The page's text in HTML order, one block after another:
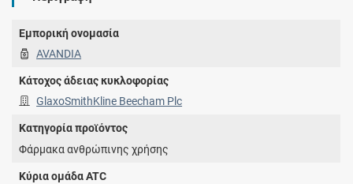
Εμπορική ονομασία
AVANDIA
Κάτοχος άδειας κυκλοφορίας
GlaxoSmithKline Beecham Plc
Κατηγορία προϊόντος
Φάρμακα ανθρώπινης χρήσης
Κύρια ομάδα ATC